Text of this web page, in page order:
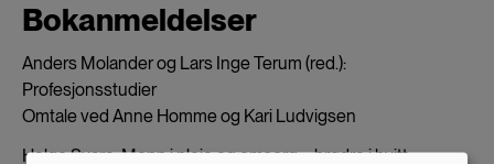
Bokanmeldelser
Anders Molander og Lars Inge Terum (red.):
Profesjonsstudier
Omtale ved Anne Homme og Kari Ludvigsen
Helge Svare: Menn i pleie og omsorg – brødre i hvitt